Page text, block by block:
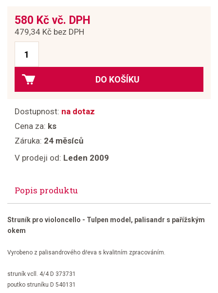
580 Kč vč. DPH
479,34 Kč bez DPH
DO KOŠÍKU
Dostupnost: na dotaz
Cena za: ks
Záruka: 24 měsíců
V prodeji od: Leden 2009
Popis produktu
Struník pro violoncello - Tulpen model, palisandr s pařížským
okem
Vyrobeno z palisandrového dřeva s kvalitním zpracováním.
struník vcll. 4/4 D 373731
poutko struníku D 540131